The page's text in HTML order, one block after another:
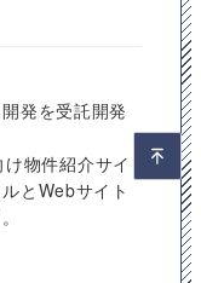
発を受託開発
物件紹介サイ
とWebサイト